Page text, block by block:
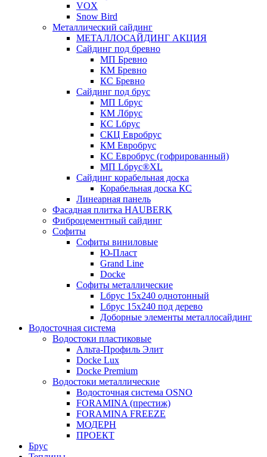
VOX
Snow Bird
Металлический сайдинг
МЕТАЛЛОСАЙДИНГ АКЦИЯ
Сайдинг под бревно
МП Бревно
КМ Бревно
КС Бревно
Сайдинг под брус
МП Lбрус
КМ Лбрус
КС Lбрус
СКЦ Евробрус
КМ Евробрус
КС Евробрус (гофрированный)
МП Lбрус®XL
Сайдинг корабельная доска
Корабельная доска КС
Линеарная панель
Фасадная плитка HAUBERK
Фиброцементный сайдинг
Софиты
Софиты виниловые
Ю-Пласт
Grand Line
Docke
Софиты металлические
Lбрус 15x240 однотонный
Lбрус 15x240 под дерево
Доборные элементы металлосайдинг
Водосточная система
Водостоки пластиковые
Альта-Профиль Элит
Docke Lux
Docke Premium
Водостоки металлические
Водосточная система OSNO
FORAMINA (престиж)
FORAMINA FREEZE
МОДЕРН
ПРОЕКТ
Брус